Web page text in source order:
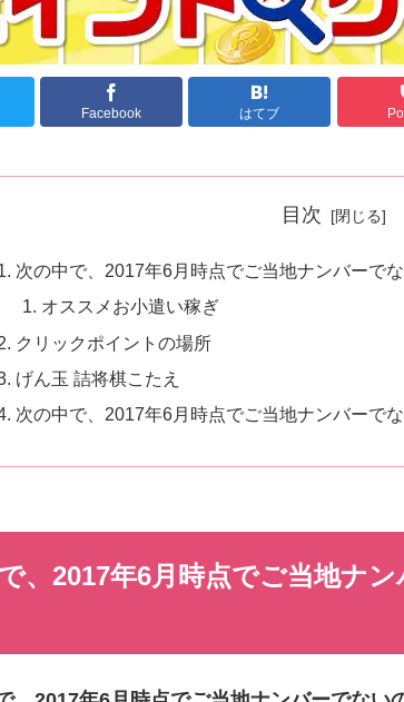
Facebook はてブ
目次
次の中で、2017年6月時点でご当地ナンバーで
オススメお小遣い稼ぎ
クリックポイントの場所
げん玉 詰将棋こたえ
次の中で、2017年6月時点でご当地ナンバーで
、2017年6月時点でご当地ナ